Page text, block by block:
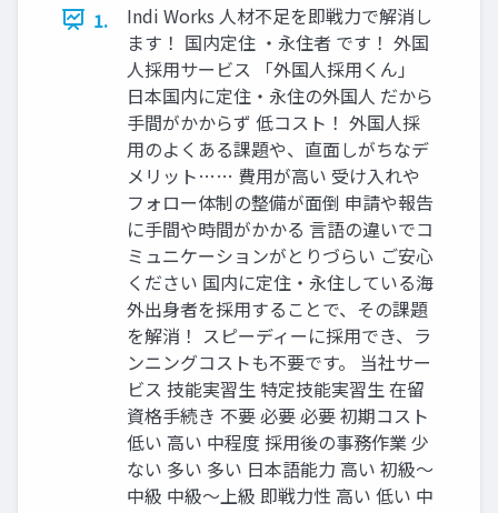
1.
Indi Works 人材不足を即戦力で解消し
ます！ 国内定住 ・永住者 です！ 外国
人採用サービス 「外国人採用くん」
日本国内に定住・永住の外国人 だから
手間がかからず 低コスト！ 外国人採
用のよくある課題や、直面しがちなデ
メリット…… 費用が高い 受け入れや
フォロー体制の整備が面倒 申請や報告
に手間や時間がかかる 言語の違いでコ
ミュニケーションがとりづらい ご安心
ください 国内に定住・永住している海
外出身者を採用することで、その課題
を解消！ スピーディーに採用でき、ラ
ンニングコストも不要です。 当社サー
ビス 技能実習生 特定技能実習生 在留
資格手続き 不要 必要 必要 初期コスト
低い 高い 中程度 採用後の事務作業 少
ない 多い 多い 日本語能力 高い 初級〜
中級 中級〜上級 即戦力性 高い 低い 中